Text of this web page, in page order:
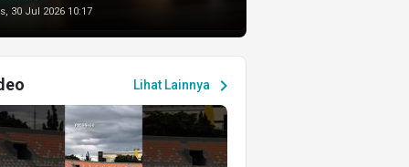
30 Jul 2026 10:17
Lihat Lainnya chevron_right